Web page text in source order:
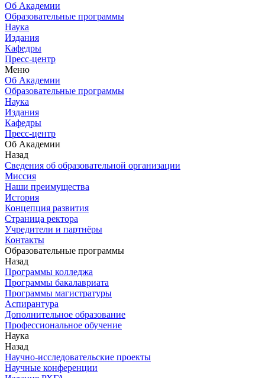
Об Академии
Образовательные программы
Наука
Издания
Кафедры
Пресс-центр
Меню
Об Академии
Образовательные программы
Наука
Издания
Кафедры
Пресс-центр
Об Академии
Назад
Сведения об образовательной организации
Миссия
Наши преимущества
История
Концепция развития
Страница ректора
Учредители и партнёры
Контакты
Образовательные программы
Назад
Программы колледжа
Программы бакалавриата
Программы магистратуры
Аспирантура
Дополнительное образование
Профессиональное обучение
Наука
Назад
Научно-исследовательские проекты
Научные конференции